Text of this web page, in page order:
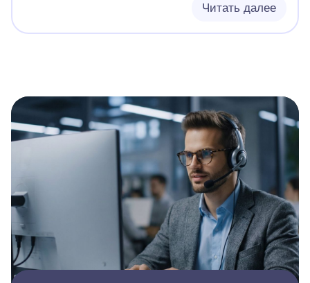
Читать далее